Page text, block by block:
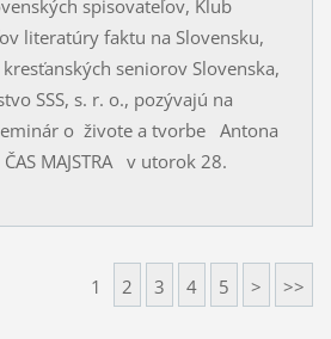
spisovateľov, Klub
literatúry faktu na Slovensku,
seniorov Slovenska,
SSS, s. r. o., pozývajú na
o živote a tvorbe Antona
MAJSTRA v utorok 28.
1 2 3 4 5 > >>